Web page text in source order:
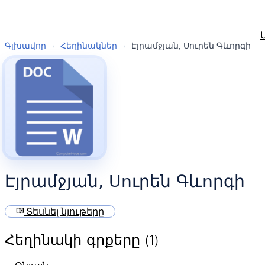
Գլխավոր › Հեղինակներ › Էյրամջյան, Սուրեն Գևորգի
Էյրամջյան, Սուրեն Գևորգի
menu_book Տեսնել նյութերը
Հեղինակի գրքերը (1)